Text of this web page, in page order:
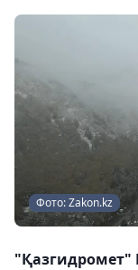
Фото: Zakon.kz
"Қазгидромет"